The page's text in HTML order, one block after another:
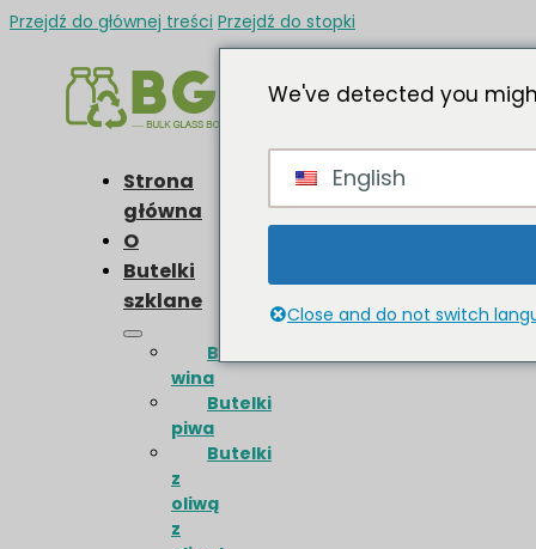
Przejdź do głównej treści Przejdź do stopki
Strona
główna
O
Butelki
szklane
Butelki
wina
Butelki
piwa
Butelki
z
oliwą
z
We've detected you
English
Close and do not switch